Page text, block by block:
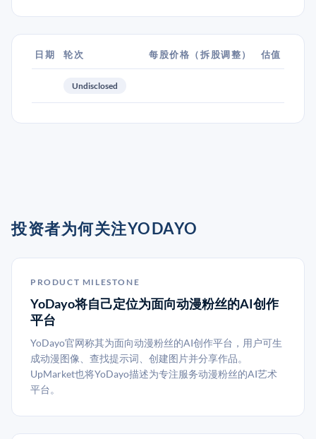
日期 轮次 每股价格（拆股调整） 估值
Undisclosed
投资者为何关注YODAYO
PRODUCT MILESTONE
YoDayo将自己定位为面向动漫粉丝的AI创作
平台
YoDayo官网称其为面向动漫粉丝的AI创作平台，用户可生
成动漫图像、查找提示词、创建图片并分享作品。
UpMarket也将YoDayo描述为专注服务动漫粉丝的AI艺术
平台。